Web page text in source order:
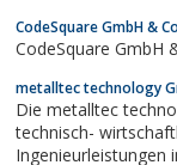
CodeSquare GmbH &
CodeSquare GmbH
metalltec technology
Die metalltec
technisch- wirtschaftlicher Art,
Ingenieurleistungen